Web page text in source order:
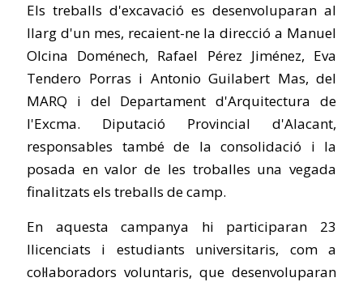
Els treballs d'excavació es desenvoluparan al
llarg d'un mes, recaient-ne la direcció a Manuel
Olcina Doménech, Rafael Pérez Jiménez, Eva
Tendero Porras i Antonio Guilabert Mas, del
MARQ i del Departament d'Arquitectura de
l'Excma. Diputació Provincial d'Alacant,
responsables també de la consolidació i la
posada en valor de les troballes una vegada
finalitzats els treballs de camp.
En aquesta campanya hi participaran 23
llicenciats i estudiants universitaris, com a
col·laboradors voluntaris, que desenvoluparan